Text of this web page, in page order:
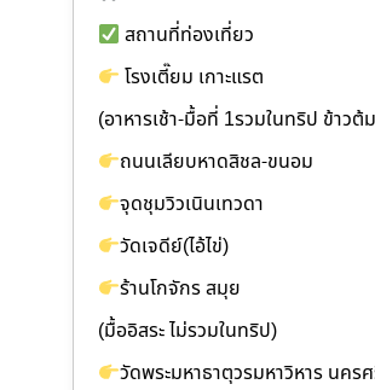
สถานที่ท่องเที่ยว
โรงเตี๊ยม เกาะแรต
(อาหารเช้า-มื้อที่ 1รวมในทริป ข้าว
ถนนเลียบหาดสิชล-ขนอม
จุดชุมวิวเนินเทวดา
วัดเจดีย์(ไอ้ไข่)
ร้านโกจักร สมุย
(มื้ออิสระ ไม่รวมในทริป)
วัดพระมหาธาตุวรมหาวิหาร นคร